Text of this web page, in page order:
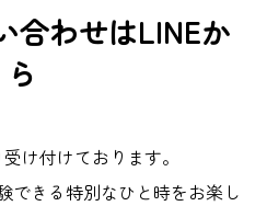
合わせはLINEか
ら
け付けております。
できる特別なひと時をお楽し